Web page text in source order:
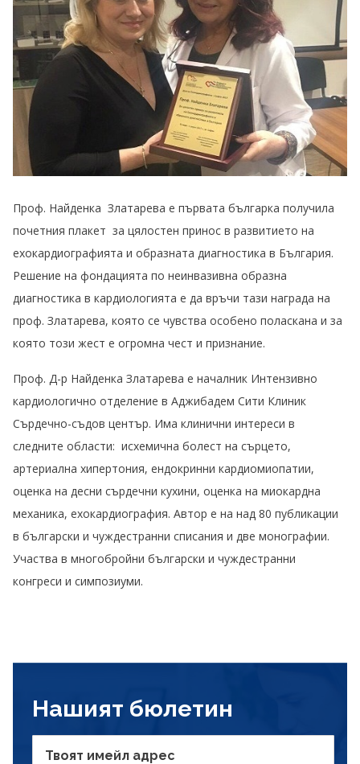
Проф. Найденка Златарева е първата българка получила
почетния плакет за цялостен принос в развитието на
ехокардиографията и образната диагностика в България.
Решение на фондацията по неинвазивна образна
диагностика в кардиологията е да връчи тази награда на
проф. Златарева, която се чувства особено поласкана и за
която този жест е огромна чест и признание.
Проф. Д-р Найденка Златарева е началник Интензивно
кардиологично отделение в Аджибадем Сити Клиник
Сърдечно-съдов център. Има клинични интереси в
следните области: исхемична болест на сърцето,
артериална хипертония, ендокринни кардиомиопатии,
оценка на десни сърдечни кухини, оценка на миокардна
механика, ехокардиография. Автор е на над 80 публикации
в български и чуждестранни списания и две монографии.
Участва в многобройни български и чуждестранни
конгреси и симпозиуми.
Нашият бюлетин
Твоят имейл адрес